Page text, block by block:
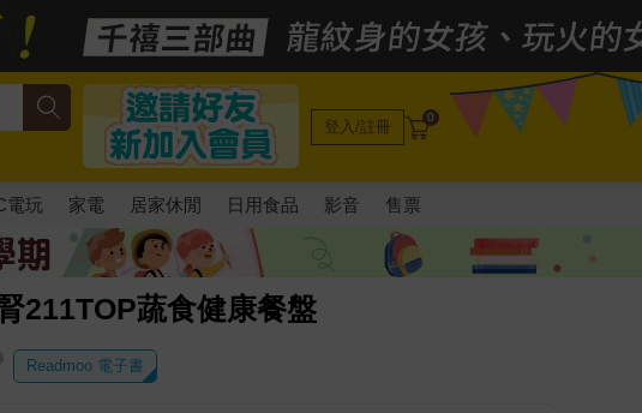
登入/註冊 0
電玩 家電 居家休閒 日用食品 影音 售票
211TOP蔬食健康餐盤
Readmoo 電子書